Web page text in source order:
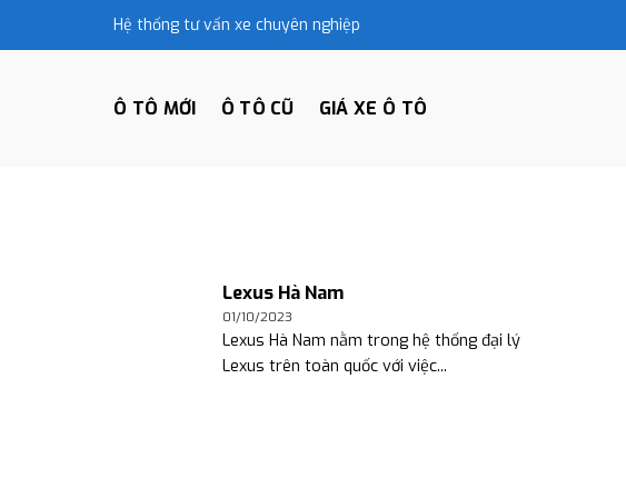
Hệ thống tư vấn xe chuyên nghiệp
Ô TÔ MỚI Ô TÔ CŨ GIÁ XE Ô TÔ
Lexus Hà Nam
01/10/2023
Lexus Hà Nam nằm trong hệ thống đại lý
Lexus trên toàn quốc với việc...